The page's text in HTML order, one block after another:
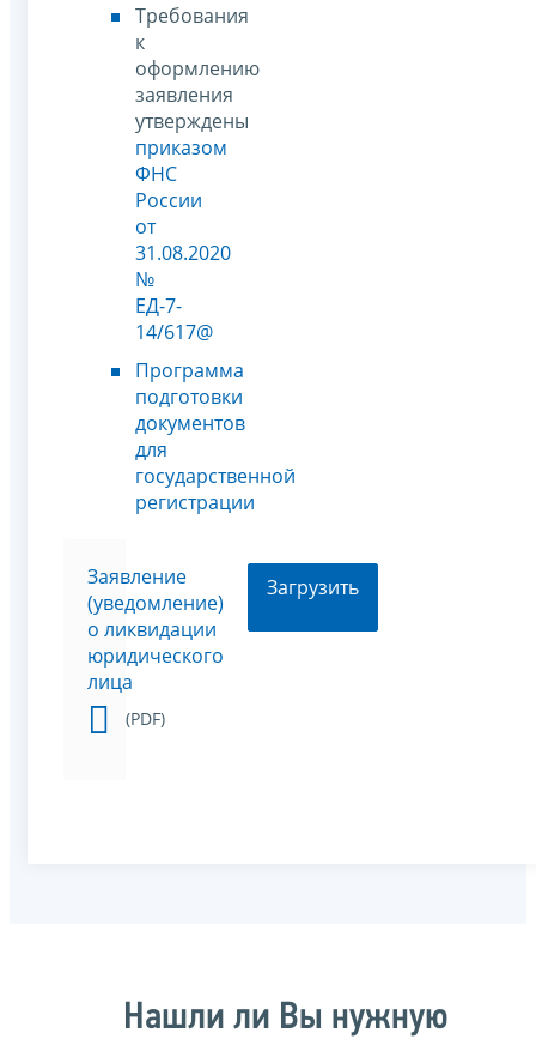
Требования
к
оформлению
заявления
утверждены
приказом
ФНС
России
от
31.08.2020
№
ЕД-7-
14/617@
Программа
подготовки
документов
для
государственной
регистрации
Заявление
(уведомление)
о ликвидации
юридического
лица
(PDF)
Загрузить
Нашли ли Вы нужную